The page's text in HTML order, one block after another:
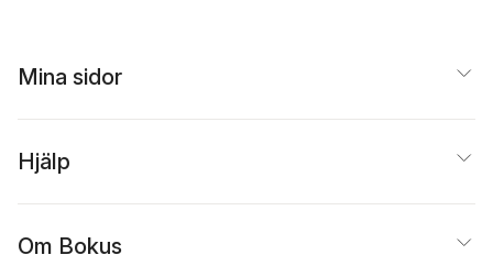
Mina sidor
Hjälp
Om Bokus